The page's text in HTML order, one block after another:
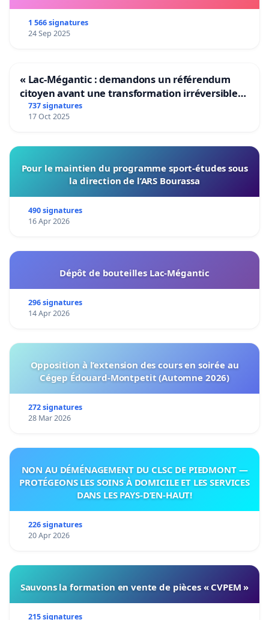
1 566 signatures
24 Sep 2025
« Lac-Mégantic : demandons un référendum
citoyen avant une transformation irréversible
de notre territoire »
737 signatures
17 Oct 2025
Pour le maintien du programme sport-études sous
la direction de l’ARS Bourassa
490 signatures
16 Apr 2026
Dépôt de bouteilles Lac-Mégantic
296 signatures
14 Apr 2026
Opposition à l’extension des cours en soirée au
Cégep Édouard-Montpetit (Automne 2026)
272 signatures
28 Mar 2026
NON AU DÉMÉNAGEMENT DU CLSC DE PIEDMONT —
PROTÉGEONS LES SOINS À DOMICILE ET LES SERVICES
DANS LES PAYS-D’EN-HAUT!
226 signatures
20 Apr 2026
Sauvons la formation en vente de pièces « CVPEM »
215 signatures